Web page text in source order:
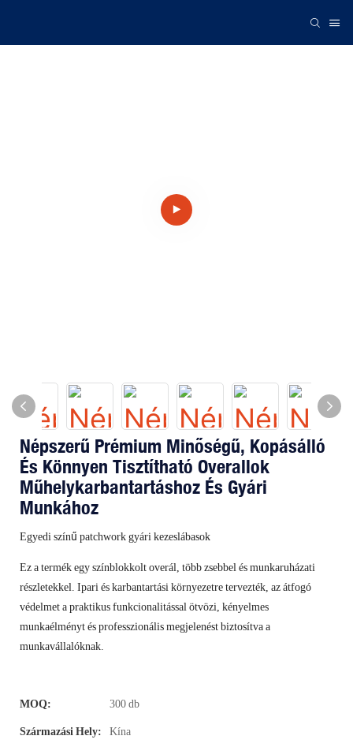
Népszerű Prémium Minőségű, Kopásálló
És Könnyen Tisztítható Overallok
Műhelykarbantartáshoz És Gyári
Munkához
Egyedi színű patchwork gyári kezeslábasok
Ez a termék egy színblokkolt overál, több zsebbel és munkaruházati
részletekkel. Ipari és karbantartási környezetre tervezték, az átfogó
védelmet a praktikus funkcionalitással ötvözi, kényelmes
munkaélményt és professzionális megjelenést biztosítva a
munkavállalóknak.
MOQ: 300 db
Származási Hely: Kína